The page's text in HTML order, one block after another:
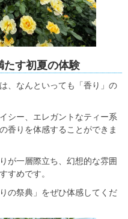
たす初夏の体験
、なんといっても「香り」の
シー、エレガントなティー系
香りを体感することができま
が一層際立ち、幻想的な雰囲
すめです。
の祭典」をぜひ体感してくだ